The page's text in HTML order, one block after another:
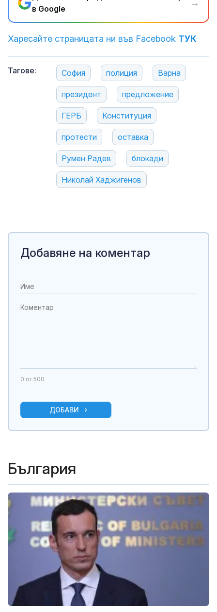
в Google
→
Харесайте страницата ни във Facebook ТУК
Тагове: София полиция Варна
президент предложение
ГЕРБ Конституция
протести оставка
Румен Радев блокади
Николай Хаджигенов
Добавяне на коментар
0 от 500
ДОБАВИ
България